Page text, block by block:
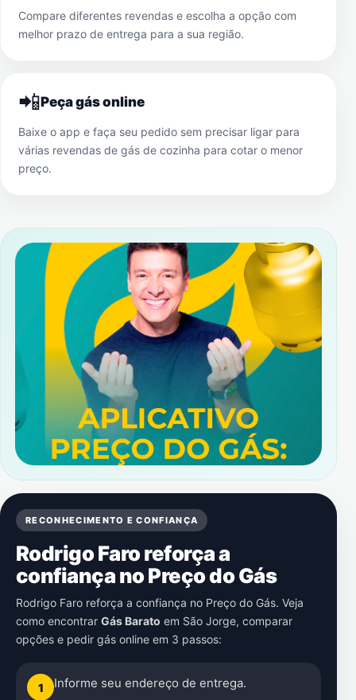
Compare diferentes revendas e escolha a opção com
melhor prazo de entrega para a sua região.
📲Peça gás online
Baixe o app e faça seu pedido sem precisar ligar para
várias revendas de gás de cozinha para cotar o menor
preço.
RECONHECIMENTO E CONFIANÇA
Rodrigo Faro reforça a
confiança no Preço do Gás
Rodrigo Faro reforça a confiança no Preço do Gás. Veja
como encontrar Gás Barato em São Jorge, comparar
opções e pedir gás online em 3 passos:
1 Informe seu endereço de entrega.